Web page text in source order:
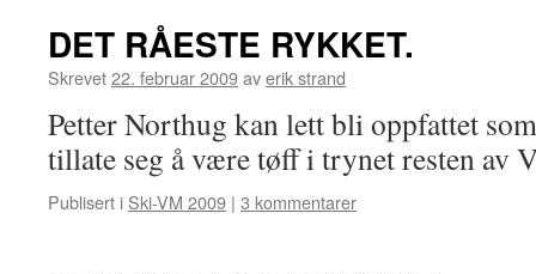
DET RÅESTE RYKKET.
Skrevet22. februar 2009averik strand
Petter Northug kan lett bli oppfattet
tillate seg å være tøff i trynet resten av
Publisert i Ski-VM 2009 | 3 kommentarer